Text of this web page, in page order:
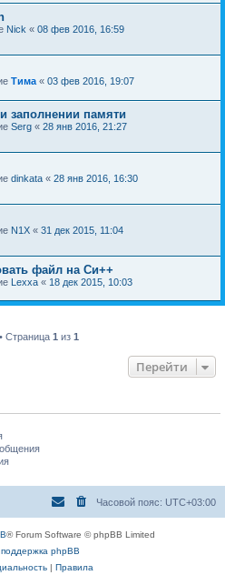
Nick « 08 фев 2016, 16:59
Тима « 03 фев 2016, 19:07
заполнении памяти
Serg « 28 янв 2016, 21:27
dinkata « 28 янв 2016, 16:30
N1X « 31 дек 2015, 11:04
файл на Си++
Lexxa « 18 дек 2015, 10:03
Страница 1 из 1
Перейти
Часовой пояс: UTC+03:00
® Forum Software © phpBB Limited
поддержка phpBB
| Правила